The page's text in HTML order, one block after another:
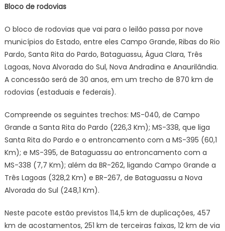
Bloco de rodovias
O bloco de rodovias que vai para o leilão passa por nove
municípios do Estado, entre eles Campo Grande, Ribas do Rio
Pardo, Santa Rita do Pardo, Bataguassu, Água Clara, Três
Lagoas, Nova Alvorada do Sul, Nova Andradina e Anaurilândia.
A concessão será de 30 anos, em um trecho de 870 km de
rodovias (estaduais e federais).
Compreende os seguintes trechos: MS-040, de Campo
Grande a Santa Rita do Pardo (226,3 Km); MS-338, que liga
Santa Rita do Pardo e o entroncamento com a MS-395 (60,1
Km); e MS-395, de Bataguassu ao entroncamento com a
MS-338 (7,7 Km); além da BR-262, ligando Campo Grande a
Três Lagoas (328,2 Km) e BR-267, de Bataguassu a Nova
Alvorada do Sul (248,1 Km).
Neste pacote estão previstos 114,5 km de duplicações, 457
km de acostamentos, 251 km de terceiras faixas, 12 km de via